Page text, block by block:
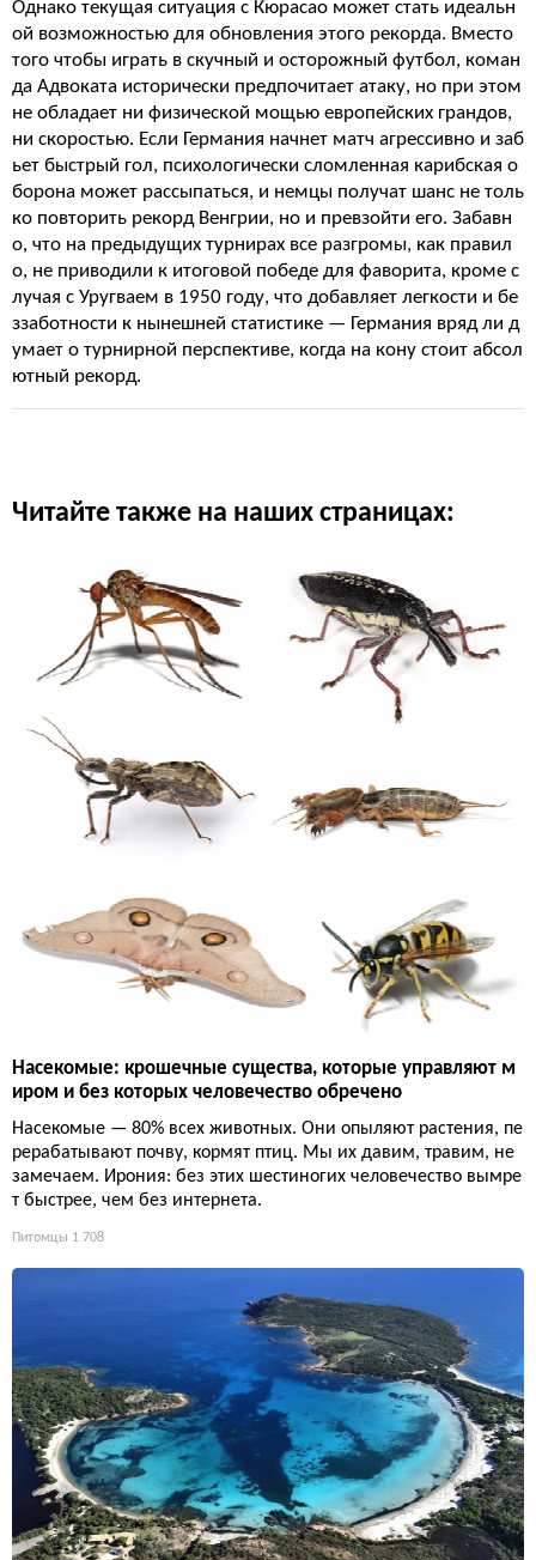
Однако текущая ситуация с Кюрасао может стать идеальн
ой возможностью для обновления этого рекорда. Вместо
того чтобы играть в скучный и осторожный футбол, коман
да Адвоката исторически предпочитает атаку, но при этом
не обладает ни физической мощью европейских грандов,
ни скоростью. Если Германия начнет матч агрессивно и заб
ьет быстрый гол, психологически сломленная карибская о
борона может рассыпаться, и немцы получат шанс не толь
ко повторить рекорд Венгрии, но и превзойти его. Забавн
о, что на предыдущих турнирах все разгромы, как правил
о, не приводили к итоговой победе для фаворита, кроме с
лучая с Уругваем в 1950 году, что добавляет легкости и бе
ззаботности к нынешней статистике — Германия вряд ли д
умает о турнирной перспективе, когда на кону стоит абсол
ютный рекорд.
Читайте также на наших страницах:
Насекомые: крошечные существа, которые управляют м
иром и без которых человечество обречено
Насекомые — 80% всех животных. Они опыляют растения, пе
рерабатывают почву, кормят птиц. Мы их давим, травим, не
замечаем. Ирония: без этих шестиногих человечество вымре
т быстрее, чем без интернета.
Питомцы 1 708